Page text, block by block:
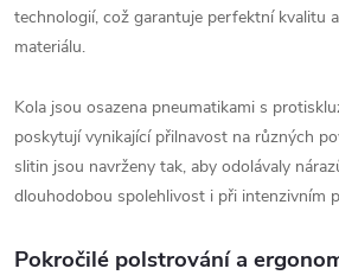
technologií, což garantuje perfektní kvalitu
materiálu.
Kola jsou osazena pneumatikami s
poskytují vynikající přilnavost na různých
slitin jsou navrženy tak, aby odolávaly
dlouhodobou spolehlivost i při intenzivním
Pokročilé polstrování a